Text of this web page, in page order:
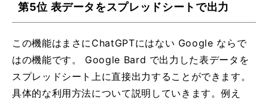
第5位 表データをスプレッドシートで出力
この機能はまさにChatGPTにはない Google ならで
はの機能です。 Google Bard で出力した表データを
スプレッドシート上に直接出力することができます。
具体的な利用方法について説明していきます。例え